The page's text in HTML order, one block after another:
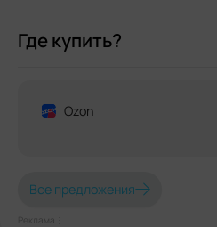
Где купить?
Ozon
Все предложения
Реклама⋮